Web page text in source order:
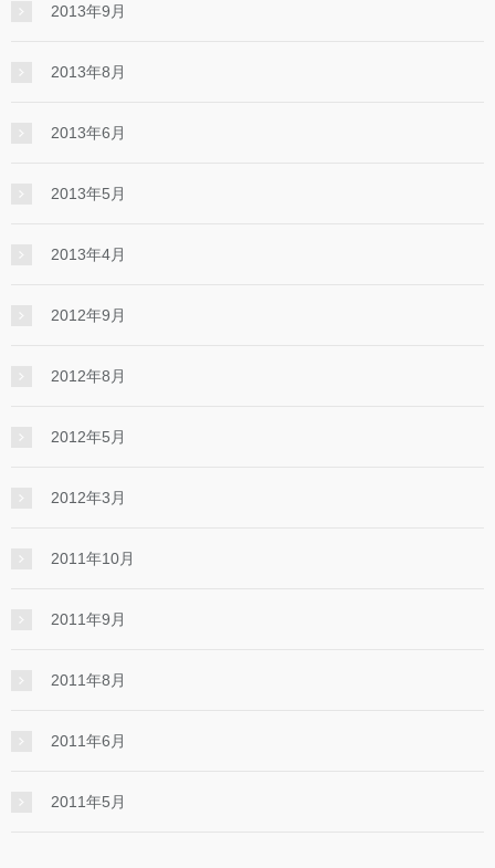
2013年9月
2013年8月
2013年6月
2013年5月
2013年4月
2012年9月
2012年8月
2012年5月
2012年3月
2011年10月
2011年9月
2011年8月
2011年6月
2011年5月